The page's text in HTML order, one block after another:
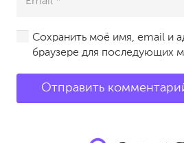
Сохранить моё имя, email и
браузере для последующих
Отправить